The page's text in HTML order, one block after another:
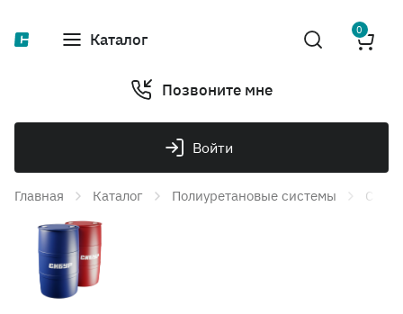
Каталог 0
Позвоните мне
Войти
Главная Каталог Полиуретановые системы